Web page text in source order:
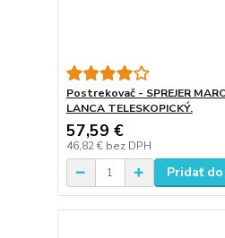
Postrekovač - SPREJER
LANCA TELESKOPICKÝ.
57,59 €
46,82 € bez DPH
Pridať